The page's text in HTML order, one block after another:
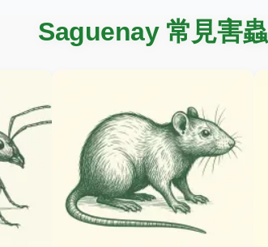
Saguenay 常見害蟲